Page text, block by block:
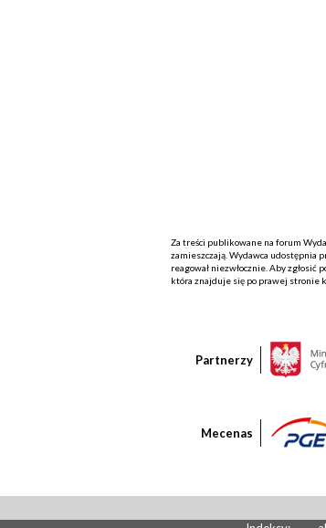
Za treści publikowane na forum
zamieszczają. Wydawca udostępnia
reagował niezwłocznie. Aby zgłosić
która znajduje się po prawej stronie
Partnerzy
Mecenas